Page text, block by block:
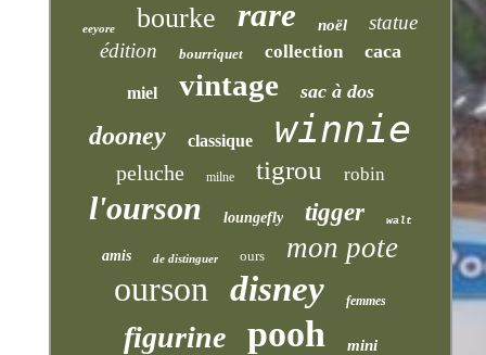
eeyore bourke rare noël
statue
édition
bourriquet collection caca
miel vintage sac à dos
dooney classique winnie
peluche milne tigrou robin
l'ourson loungefly tigger walt
amis de distinguer ours mon pote
ourson disney femmes
figurine pooh mini